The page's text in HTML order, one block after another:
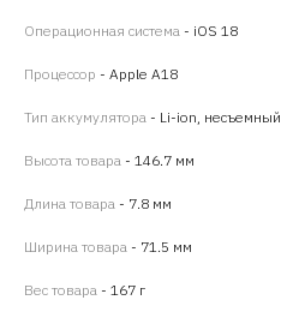
Операционная система - iOS 18
Процессор - Apple A18
Тип аккумулятора - Li-ion, несъемный
Высота товара - 146.7 мм
Длина товара - 7.8 мм
Ширина товара - 71.5 мм
Вес товара - 167 г